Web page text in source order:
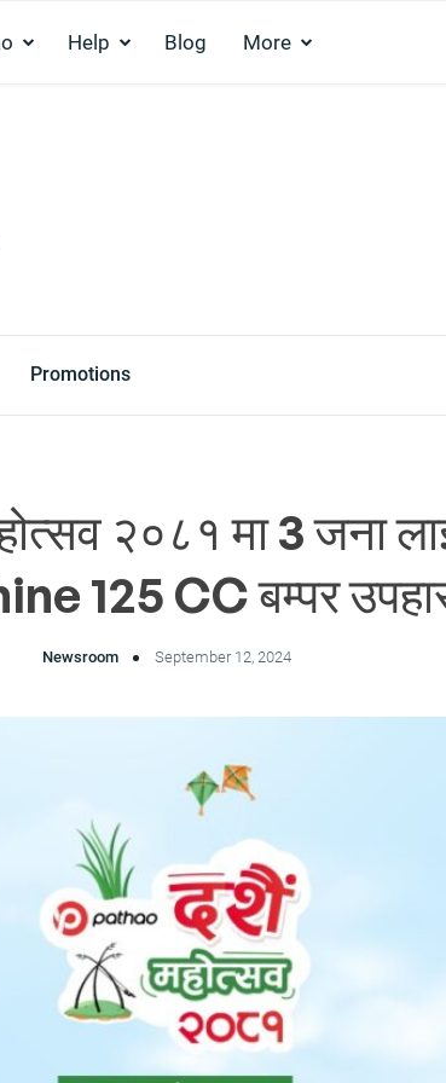
Help Blog More
Promotions
२०८१ मा 3 जना
125 CC बम्पर
Newsroom September 12, 2024